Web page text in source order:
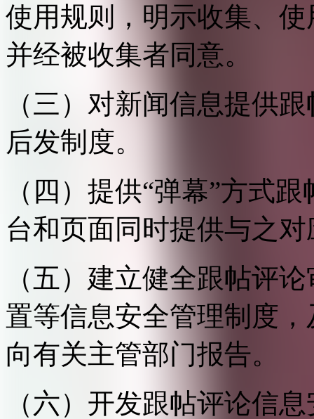
使用规则，明示收集、
并经被收集者同意。
（三）对新闻信息提供
后发制度。
（四）提供“弹幕”方式
台和页面同时提供与之
（五）建立健全跟帖评
置等信息安全管理制度
向有关主管部门报告。
（六）开发跟帖评论信